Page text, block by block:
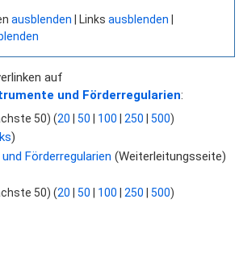
ausblenden | Links ausblenden
auf
und Förderregularien:
50) (20 50 100 250 500)
)
Förderregularien (Weiterleitungsseite) ‎
50) (20 50 100 250 500)